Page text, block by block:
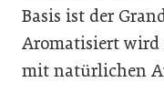
Basis ist der
Aromatisiert wird
mit natürlichen